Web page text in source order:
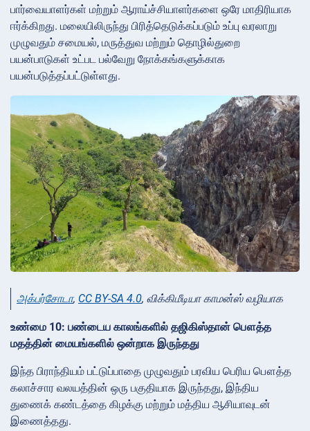
பார்வையாளர்கள் மற்றும் ஆராய்ச்சியாளர்களை ஒரே மாதிரியாக
ஈர்க்கிறது. மலையிலிருந்து பிரித்தெடுக்கப்படும் உப்பு வரலாறு
முழுவதும் சமையல், மருத்துவ மற்றும் தொழில்துறை
பயன்பாடுகள் உட்பட பல்வேறு நோக்கங்களுக்காக
பயன்படுத்தப்பட்டுள்ளது.
அக்பர்சோடா, CC BY-SA 4.0, விக்கிமீடியா காமன்ஸ் வழியாக
உண்மை 10: பண்டைய காலங்களில் தஜிகிஸ்தான் பௌத்த
மதத்தின் மையங்களில் ஒன்றாக இருந்தது
இந்த பிராந்தியம் பட்டுப்பாதை முழுவதும் பரவிய பெரிய பௌத்த
கலாச்சார வலயத்தின் ஒரு பகுதியாக இருந்தது, இந்திய
துணைக் கண்டத்தை கிழக்கு மற்றும் மத்திய ஆசியாவுடன்
இணைத்தது.